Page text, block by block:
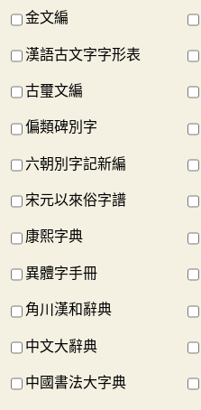
金文編
漢語古文字字形表
古璽文編
偏類碑別字
六朝別字記新編
宋元以來俗字譜
康熙字典
異體字手冊
角川漢和辭典
中文大辭典
中國書法大字典